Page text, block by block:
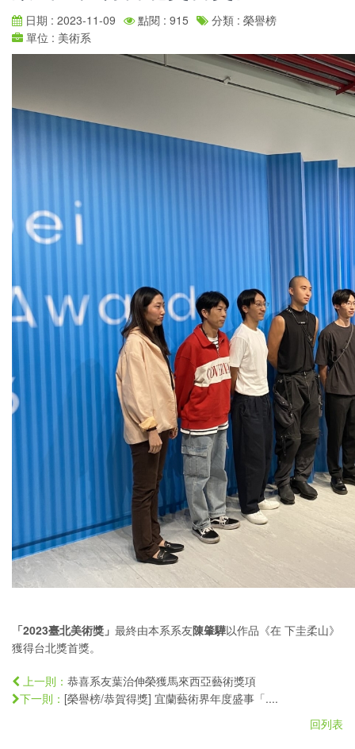
日期 : 2023-11-09 點閱 : 915
分類 : 榮譽榜
單位 : 美術系
「2023臺北美術獎」 最終由本系系友陳肇驊以作品《在 下圭柔山》
獲得台北獎首獎。
上一則： 恭喜系友葉治伸榮獲馬來西亞藝術獎項
下一則： [榮譽榜/恭賀得獎] 宜蘭藝術界年度盛事「....
回列表